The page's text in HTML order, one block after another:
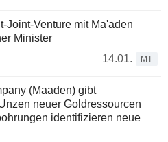
Joint-Venture mit Ma'aden
Minister
14.01.
MT
(Maaden) gibt
neuer Goldressourcen
identifizieren neue